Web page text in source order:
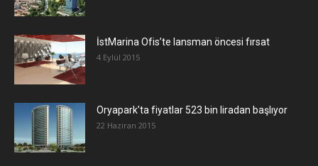
İstMarina Ofis’te lansman öncesi fırsat
4 Eylül 2015
Oryapark’ta fiyatlar 523 bin liradan başlıyor
22 Haziran 2015